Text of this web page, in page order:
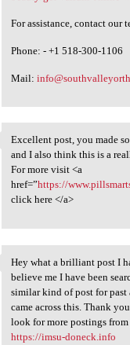
For assistance, contact our
Phone: - +1 518-300-1106
Mail:
Excellent post, you
Excellent post, you made
and I also think this is a
For more visit <a
href=”https://
click here </a>
Hey what a brilliant
Hey what a brilliant post I
believe me I have been
similar kind of post for past
came across this. Thank
look for more postings
https://imsu-doneck.info